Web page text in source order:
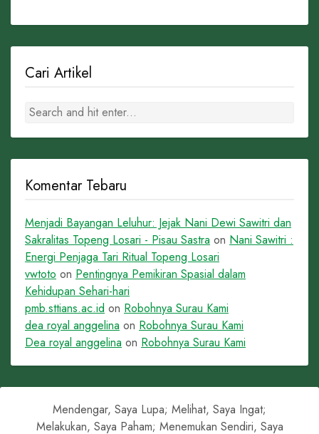
Cari Artikel
Komentar Tebaru
Menjadi Bayangan Leluhur: Jejak Nani Dewi Sawitri dan
Sakralitas Topeng Losari - Pisau Sastra on Nani Sawitri :
Energi Penjaga Tari Ritual Topeng Losari
vwtoto on Pentingnya Pemikiran Spasial dalam
Kehidupan Sehari-hari
pmb.sttians.ac.id on Robohnya Surau Kami
dea royal anggelina on Robohnya Surau Kami
Dea royal anggelina on Robohnya Surau Kami
Mendengar, Saya Lupa; Melihat, Saya Ingat;
Melakukan, Saya Paham; Menemukan Sendiri, Saya